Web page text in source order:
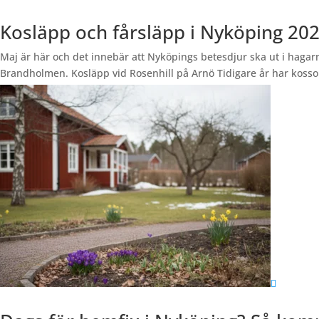
Kosläpp och fårsläpp i Nyköping
Maj är här och det innebär att Nyköpings betesdjur ska ut i
Brandholmen. Kosläpp vid Rosenhill på Arnö Tidigare år har